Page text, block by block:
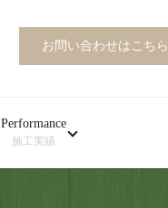
お問い合わせはこちら
Performance
施工実績